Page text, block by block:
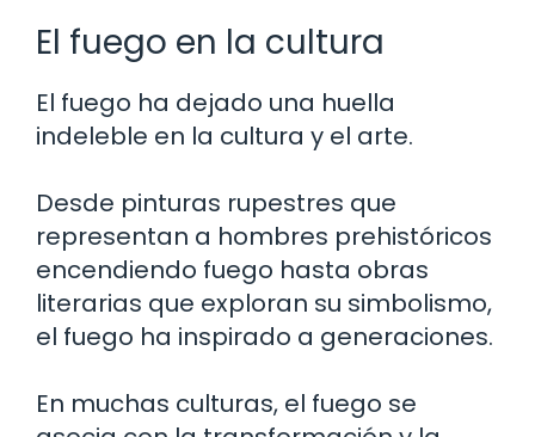
El fuego en la cultura
El fuego ha dejado una huella
indeleble en la cultura y el arte.
Desde pinturas rupestres que
representan a hombres prehistóricos
encendiendo fuego hasta obras
literarias que exploran su simbolismo,
el fuego ha inspirado a generaciones.
En muchas culturas, el fuego se